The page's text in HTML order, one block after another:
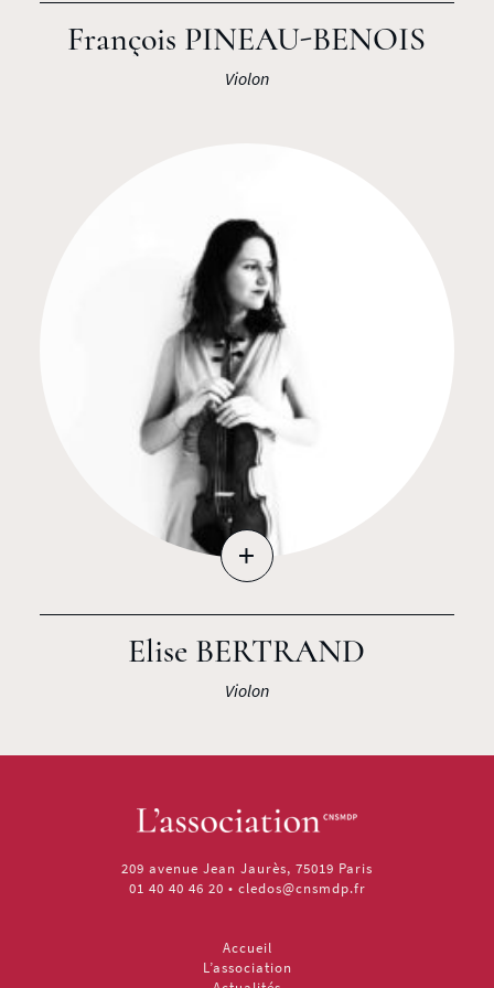
François PINEAU-BENOIS
Violon
+
Elise BERTRAND
Violon
209 avenue Jean Jaurès, 75019 Paris
01 40 40 46 20 • cledos@cnsmdp.fr
Accueil
L’association